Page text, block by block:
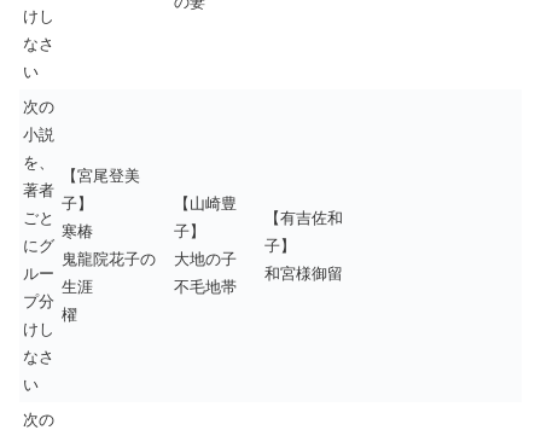
けし
なさ
い
次の
小説
を、
著者
ごと
にグ
ルー
プ分
けし
なさ
い
【宮尾登美
子】
寒椿
鬼龍院花子の
生涯
櫂
【山崎豊
子】
大地の子
不毛地帯
【有吉佐和
子】
和宮様御留
次の